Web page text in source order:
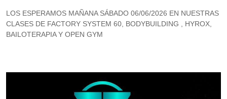
LOS ESPERAMOS MAÑANA SÁBADO 06/06/2026 EN NUESTRAS
CLASES DE FACTORY SYSTEM 60, BODYBUILDING , HYROX,
BAILOTERAPIA Y OPEN GYM